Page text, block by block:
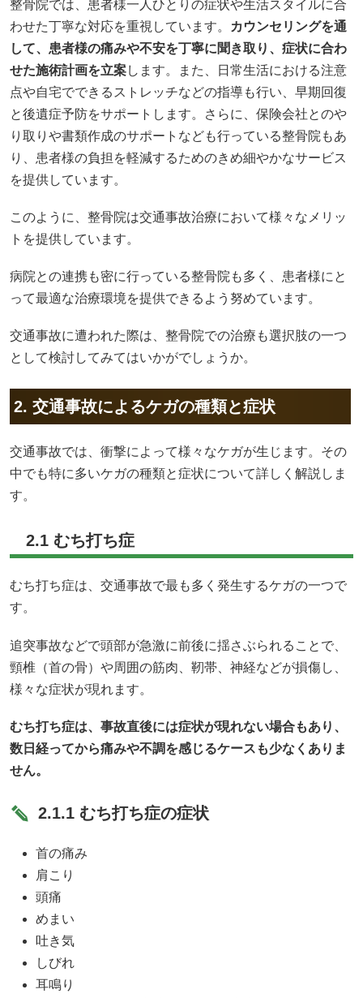
整骨院では、患者様一人ひとりの症状や生活スタイルに合
わせた丁寧な対応を重視しています。
カウンセリングを通
して、患者様の痛みや不安を丁寧に聞き取り、症状に合わ
せた施術計画を立案します。また、日常生活における注意
点や自宅でできるストレッチなどの指導も行い、早期回復
と後遺症予防をサポートします。さらに、保険会社とのや
り取りや書類作成のサポートなども行っている整骨院もあ
り、患者様の負担を軽減するためのきめ細やかなサービス
を提供しています。
このように、整骨院は交通事故治療において様々なメリッ
トを提供しています。
病院との連携も密に行っている整骨院も多く、患者様にと
って最適な治療環境を提供できるよう努めています。
交通事故に遭われた際は、整骨院での治療も選択肢の一つ
として検討してみてはいかがでしょうか。
2. 交通事故によるケガの種類と症状
交通事故では、衝撃によって様々なケガが生じます。その
中でも特に多いケガの種類と症状について詳しく解説しま
す。
2.1 むち打ち症
むち打ち症は、交通事故で最も多く発生するケガの一つで
す。
追突事故などで頭部が急激に前後に揺さぶられることで、
頸椎（首の骨）や周囲の筋肉、靭帯、神経などが損傷し、
様々な症状が現れます。
むち打ち症は、事故直後には症状が現れない場合もあり、
数日経ってから痛みや不調を感じるケースも少なくありま
せん。
2.1.1 むち打ち症の症状
首の痛み
肩こり
頭痛
めまい
吐き気
しびれ
耳鳴り